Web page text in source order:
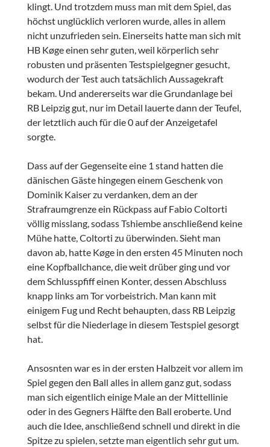
klingt. Und trotzdem muss man mit dem Spiel, das
höchst unglücklich verloren wurde, alles in allem
nicht unzufrieden sein. Einerseits hatte man sich mit
HB Køge einen sehr guten, weil körperlich sehr
robusten und präsenten Testspielgegner gesucht,
wodurch der Test auch tatsächlich Aussagekraft
bekam. Und andererseits war die Grundanlage bei
RB Leipzig gut, nur im Detail lauerte dann der Teufel,
der letztlich auch für die 0 auf der Anzeigetafel
sorgte.
Dass auf der Gegenseite eine 1 stand hatten die
dänischen Gäste hingegen einem Geschenk von
Dominik Kaiser zu verdanken, dem an der
Strafraumgrenze ein Rückpass auf Fabio Coltorti
völlig misslang, sodass Tshiembe anschließend keine
Mühe hatte, Coltorti zu überwinden. Sieht man
davon ab, hatte Køge in den ersten 45 Minuten noch
eine Kopfballchance, die weit drüber ging und vor
dem Schlusspfiff einen Konter, dessen Abschluss
knapp links am Tor vorbeistrich. Man kann mit
einigem Fug und Recht behaupten, dass RB Leipzig
selbst für die Niederlage in diesem Testspiel gesorgt
hat.
Ansosnten war es in der ersten Halbzeit vor allem im
Spiel gegen den Ball alles in allem ganz gut, sodass
man sich eigentlich einige Male an der Mittellinie
oder in des Gegners Hälfte den Ball eroberte. Und
auch die Idee, anschließend schnell und direkt in die
Spitze zu spielen, setzte man eigentlich sehr gut um.